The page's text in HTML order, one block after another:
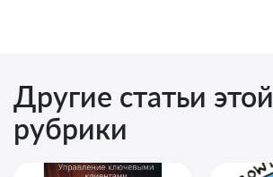
Другие статьи этой
рубрики